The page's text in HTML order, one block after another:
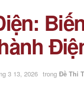
3 13, 2026 trong Đề Thi